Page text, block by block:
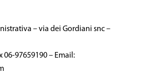
– via dei Gordiani snc –
06-97659190 – Email: